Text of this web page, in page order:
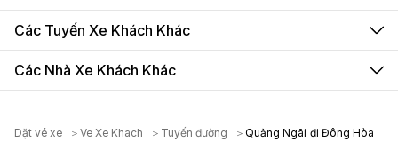
Các Tuyến Xe Khách Khác
Các Nhà Xe Khách Khác
Dặt vé xe Ve Xe Khach Tuyến đường Quảng Ngãi đi Đông Hòa